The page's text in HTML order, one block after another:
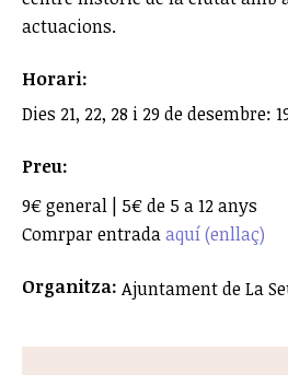
actuacions.
Horari:
Dies 21, 22, 28 i 29 de desembre:
Preu:
9€ general | 5€ de 5 a 12 anys
Comrpar entradaaquí (enllaç)
Organitza: Ajuntament de La